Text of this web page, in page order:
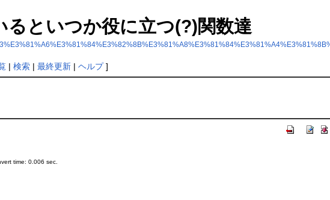
といつか役に立つ(?)関数達
| 検索| 最終更新| ヘルプ]
time: 0.006 sec.